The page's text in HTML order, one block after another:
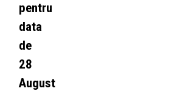
pentru
data
de
28
August